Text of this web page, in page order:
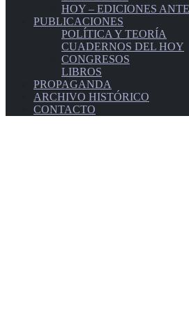
HOY – EDICIONES
PUBLICACIONES
POLÍTICA Y TEORÍA
CUADERNOS DEL HOY
CONGRESOS
LIBROS
PROPAGANDA
ARCHIVO HISTÓRICO
CONTACTO